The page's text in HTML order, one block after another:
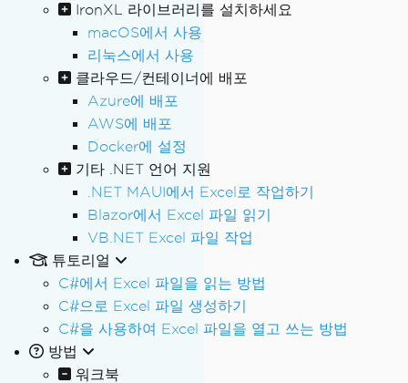
IronXL 라이브러리를 설치하세요
macOS에서 사용
리눅스에서 사용
클라우드/컨테이너에 배포
Azure에 배포
AWS에 배포
Docker에 설정
기타 .NET 언어 지원
.NET MAUI에서 Excel로 작업하기
Blazor에서 Excel 파일 읽기
VB.NET Excel 파일 작업
튜토리얼
C#에서 Excel 파일을 읽는 방법
C#으로 Excel 파일 생성하기
C#을 사용하여 Excel 파일을 열고 쓰는 방법
방법
워크북